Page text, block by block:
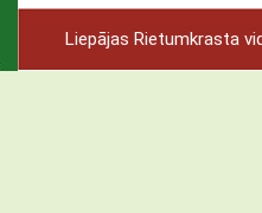
Liepājas Rietumkrasta